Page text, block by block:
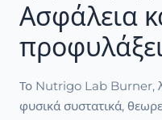
Ασφάλεια
Το Nutrigo Lab Burner,
φυσικά συστατικά,